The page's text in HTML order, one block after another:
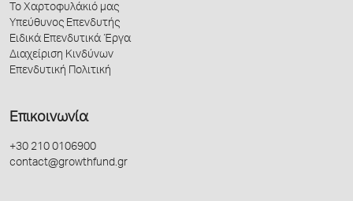
Το Χαρτοφυλάκιό μας
Υπεύθυνος Επενδυτής
Ειδικά Επενδυτικά Έργα
Διαχείριση Κινδύνων
Επενδυτική Πολιτική
Επικοινωνία
+30 210 0106900
contact@growthfund.gr